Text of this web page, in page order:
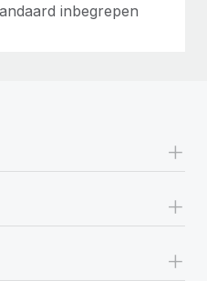
inbegrepen
+
+
+